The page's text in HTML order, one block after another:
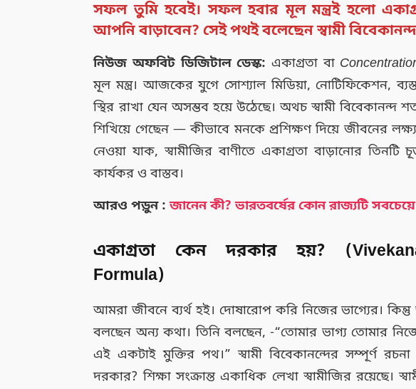
সফল তুমি হবেই। সফল হবার মূল মন্ত্রই হলো
আপনি বাড়াবেন? সেই পথই বলেছেন স্বামী
নিউজ অফবিট ডিজিটাল ডেস্ক: একাগ্রতা বা
মূল মন্ত্র। আজকের যুগে সোশ্যাল মিডিয়া, নোটিফিকেশন,
স্থির রাখা যেন অসম্ভব হয়ে উঠেছে। অথচ স্বামী বিবেকানন্দ
শিখিয়ে গেছেন — কীভাবে মনকে প্রশিক্ষণ দিয়ে জীবনের
নেওয়া যাক, স্বামীজির বাণীতে একাগ্রতা বাড়ানোর
কার্যকর ও বাস্তব।
আরও পড়ুন : জানেন কী? ভারতবর্ষের কোন রাজ্যটি
একাগ্রতা কেন দরকার হয়?
Formula)
আমরা জীবনে ব্যর্থ হই। দোষারোপ করি নিজের ভাগ্যের।
বলছেন অন্য কথা। তিনি বলছেন, -“তোমার ভাগ্য তোমার
এই একটাই মুক্তির পথ।” স্বামী বিবেকানন্দের সম্পূর্ণ রচনা
দরকার? শিক্ষা সংক্রান্ত একাধিক লেখা স্বামীজির রয়েছে।